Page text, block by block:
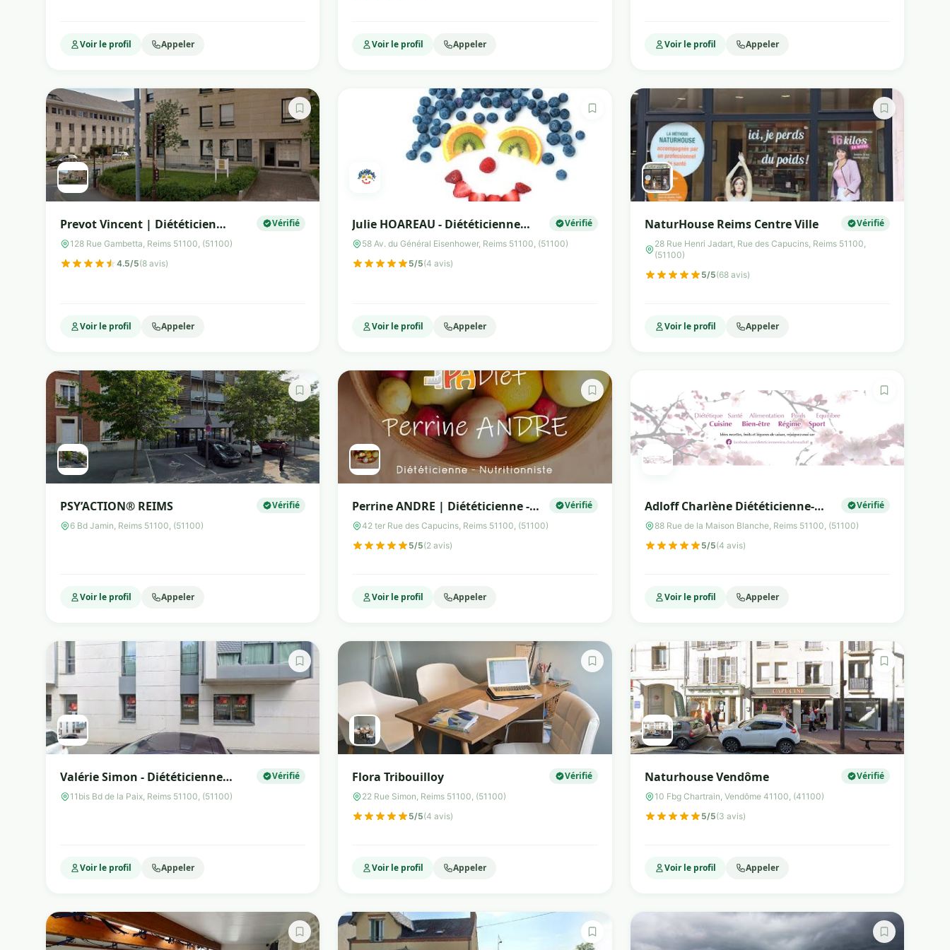
Voir le profil Appeler Voir le profil Appeler Voir le profil Appeler
Prevot Vincent | Diététicien
Nutritionniste Reims
Vérifié
128 Rue Gambetta, Reims 51100, (51100)
4.5/5(8 avis)
Voir le profil Appeler
Julie HOAREAU - Diététicienne
Nutritionniste Reims
Vérifié
58 Av. du Général Eisenhower, Reims 51100, (51100)
5/5(4 avis)
Voir le profil Appeler
NaturHouse Reims Centre Ville Vérifié
28 Rue Henri Jadart, Rue des Capucins, Reims 51100,
(51100)
5/5(68 avis)
Voir le profil Appeler
PSY’ACTION® REIMS Vérifié
6 Bd Jamin, Reims 51100, (51100)
Voir le profil Appeler
Perrine ANDRE | Diététicienne -
Nutritionniste
Vérifié
42 ter Rue des Capucins, Reims 51100, (51100)
5/5(2 avis)
Voir le profil Appeler
Adloff Charlène Diététicienne-
Nutritionniste Reims
Vérifié
88 Rue de la Maison Blanche, Reims 51100, (51100)
5/5(4 avis)
Voir le profil Appeler
Valérie Simon - Diététicienne
Nutritionniste
Vérifié
11bis Bd de la Paix, Reims 51100, (51100)
Voir le profil Appeler
Flora Tribouilloy Vérifié
22 Rue Simon, Reims 51100, (51100)
5/5(4 avis)
Voir le profil Appeler
Naturhouse Vendôme Vérifié
10 Fbg Chartrain, Vendôme 41100, (41100)
5/5(3 avis)
Voir le profil Appeler